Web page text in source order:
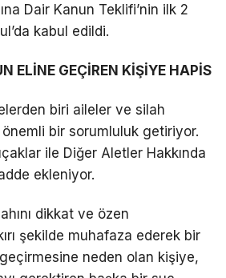
Dair Kanun Teklifi’nin ilk 2
kabul edildi.
ELİNE GEÇİREN KİŞİYE HAPİS
biri aileler ve silah
önemli bir sorumluluk getiriyor.
ile Diğer Aletler Hakkında
ekleniyor.
dikkat ve özen
şekilde muhafaza ederek bir
neden olan kişiye,